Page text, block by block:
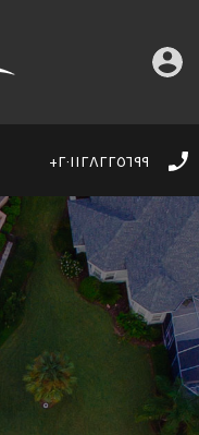
٢٠١١٢٨٢٢٥٦٩٩+